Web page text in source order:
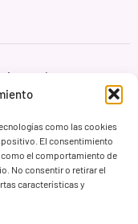
como las cookies
El consentimiento
el comportamiento de
No consentir o retirar el
características y
de uso